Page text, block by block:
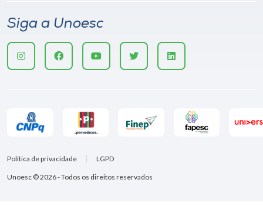
Siga a Unoesc
Unoesc © 2026 - Todos os direitos reservados
Política de privacidade LGPD